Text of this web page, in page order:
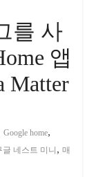
를 사
앱
Matter
Google home,
글 네스트 미니 , 매